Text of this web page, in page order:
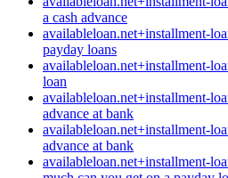
a cash advance
availableloan.net+installment-
payday loans
availableloan.net+installment-
loan
availableloan.net+installment-
advance at bank
availableloan.net+installment-
advance at bank
availableloan.net+installment-